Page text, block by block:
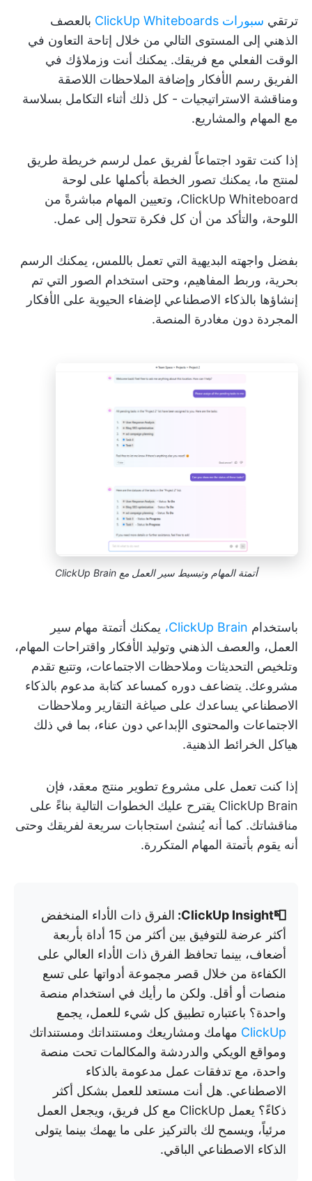
ترتقي سبورات ClickUp Whiteboards
بالعصف
الذهني إلى المستوى التالي من خلال إتاحة التعاون في
الوقت الفعلي مع فريقك. يمكنك أنت وزملاؤك في
الفريق رسم الأفكار وإضافة الملاحظات اللاصقة
ومناقشة الاستراتيجيات - كل ذلك أثناء التكامل بسلاسة
مع المهام والمشاريع.
إذا كنت تقود اجتماعاً لفريق عمل لرسم خريطة طريق
لمنتج ما، يمكنك تصور الخطة بأكملها على لوحة
ClickUp Whiteboard، وتعيين المهام مباشرةً من
اللوحة، والتأكد من أن كل فكرة تتحول إلى عمل.
بفضل واجهته البديهية التي تعمل باللمس، يمكنك الرسم
بحرية، وربط المفاهيم، وحتى استخدام الصور التي تم
إنشاؤها بالذكاء الاصطناعي لإضفاء الحيوية على الأفكار
المجردة دون مغادرة المنصة.
أتمتة المهام وتبسيط سير العمل مع ClickUp Brain
باستخدام ClickUp Brain،
يمكنك أتمتة مهام سير
العمل، والعصف الذهني وتوليد الأفكار واقتراحات المهام،
وتلخيص التحديثات وملاحظات الاجتماعات، وتتبع تقدم
مشروعك. يتضاعف دوره كمساعد كتابة مدعوم بالذكاء
الاصطناعي يساعدك على صياغة التقارير وملاحظات
الاجتماعات والمحتوى الإبداعي دون عناء، بما في ذلك
هياكل الخرائط الذهنية.
إذا كنت تعمل على مشروع تطوير منتج معقد، فإن
ClickUp Brain يقترح عليك الخطوات التالية بناءً على
مناقشاتك. كما أنه يُنشئ استجابات سريعة لفريقك وحتى
أنه يقوم بأتمتة المهام المتكررة.
📮ClickUp Insight:
الفرق ذات الأداء المنخفض
أكثر عرضة للتوفيق بين أكثر من 15 أداة بأربعة
أضعاف، بينما تحافظ الفرق ذات الأداء العالي على
الكفاءة من خلال قصر مجموعة أدواتها على تسع
منصات أو أقل. ولكن ما رأيك في استخدام منصة
واحدة؟ باعتباره تطبيق كل شيء للعمل، يجمع
ClickUp مهامك ومشاريعك ومستنداتك ومستنداتك
ومواقع الويكي والدردشة والمكالمات تحت منصة
واحدة، مع تدفقات عمل مدعومة بالذكاء
الاصطناعي. هل أنت مستعد للعمل بشكل أكثر
ذكاءً؟ يعمل ClickUp مع كل فريق، ويجعل العمل
مرئياً، ويسمح لك بالتركيز على ما يهمك بينما يتولى
الذكاء الاصطناعي الباقي.